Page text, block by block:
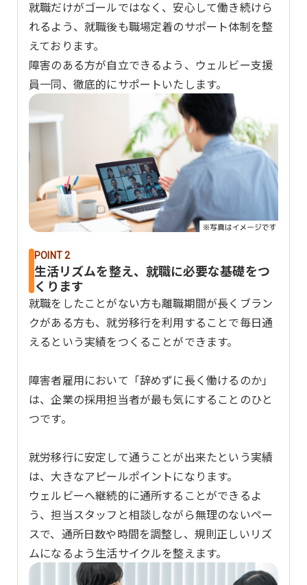
就職だけがゴールではなく、安心して働き続けら
れるよう、就職後も職場定着のサポート体制を整
えております。
障害のある方が自立できるよう、ウェルビー支援
員一同、徹底的にサポートいたします。
POINT 2
生活リズムを整え、就職に必要な基礎をつ
くります
就職をしたことがない方も離職期間が長くブラン
クがある方も、就労移行を利用することで毎日通
えるという実績をつくることができます。
障害者雇用において「辞めずに長く働けるのか」
は、企業の採用担当者が最も気にすることのひと
つです。
就労移行に安定して通うことが出来たという実績
は、大きなアピールポイントになります。
ウェルビーへ継続的に通所することができるよ
う、担当スタッフと相談しながら無理のないペー
スで、通所日数や時間を調整し、規則正しいリズ
ムになるよう生活サイクルを整えます。